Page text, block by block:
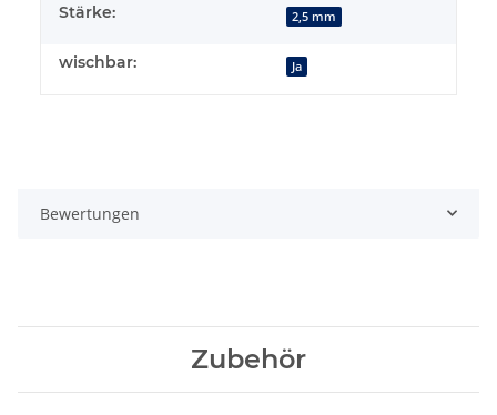
Stärke: 2,5 mm
wischbar: Ja
Bewertungen
Zubehör